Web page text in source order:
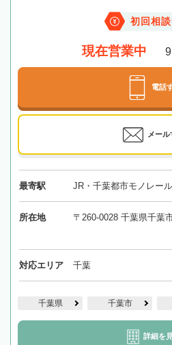
初回相
現在営業中
電話
メール
最寄駅 JR・千葉都市モノレー
所在地 〒260-0028 千葉県千葉
対応エリア 千葉
千葉県 千葉市
詳細を